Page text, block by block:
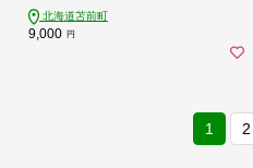
北海道苫前町
9,000 円
1 2